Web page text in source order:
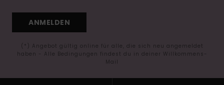
ANMELDEN
(*) Angebot gültig online für alle, die sich neu angemeldet
haben - Alle Bedingungen findest du in deiner Willkommens-
Mail